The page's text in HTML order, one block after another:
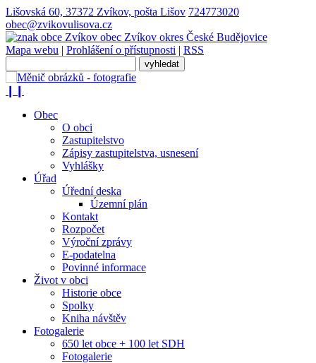
Lišovská 60, 37372 Zvíkov, pošta Lišov 724773020
obec@zvikovulisova.cz
obec Zvíkov okres České Budějovice
Mapa webu | Prohlášení o přístupnosti | RSS
Obec
O obci
Zastupitelstvo
Zápisy zastupitelstva, usnesení
Vyhlášky
Úřad
Úřední deska
Územní plán
Kontakt
Rozpočet
Výroční zprávy
E-podatelna
Povinné informace
Život v obci
Historie obce
Spolky
Kniha návštěv
Fotogalerie
650 let obce + 100 let SDH
Fotogalerie